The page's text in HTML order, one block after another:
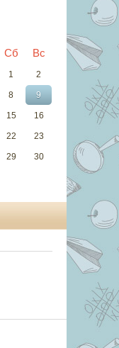
Сб Вс
1 2
8 9
15 16
22 23
29 30